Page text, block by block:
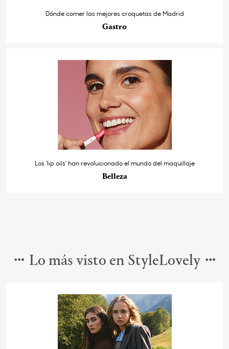
Dónde comer las mejores croquetas de Madrid
Gastro
Los ‘lip oils’ han revolucionado el mundo del maquillaje
Belleza
Lo más visto en StyleLovely